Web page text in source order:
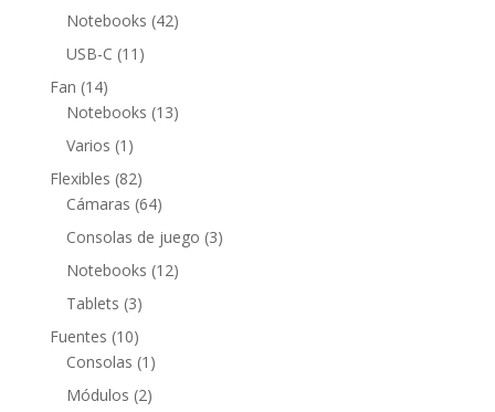
productos
Notebooks 4242
USB-C 11 11
Fan 1414
productos
Notebooks 1313
Varios 1 1
producto
Flexibles 8282
productos
Cámaras 6464
productos
Consolas de juego 33
Notebooks 1212
Tablets 33
productos
Fuentes 1010
productos
Consolas 1 1
producto
Módulos 22